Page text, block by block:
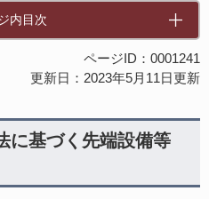
内目次
ページID：0001241
更新日：2023年5月11日更新
に基づく先端設備等